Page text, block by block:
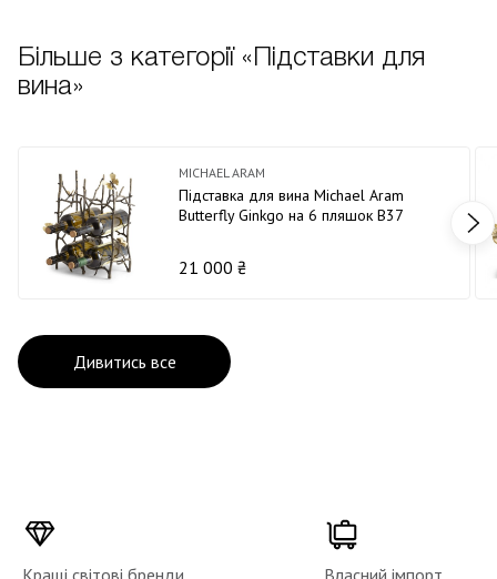
Більше з категорії «Підставки для
вина»
MICHAEL ARAM
Підставка для вина Michael Aram
Butterfly Ginkgo на 6 пляшок В37
21 000 ₴
Дивитись все
Кращі світові бренди Власний імпорт